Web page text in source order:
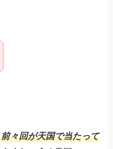
々回が天国で当たって